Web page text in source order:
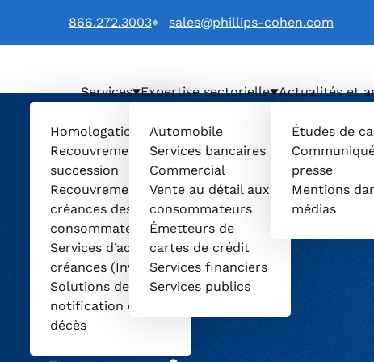
866.272.3003 sales@phillips-cohen.com
LTD. (Français) logo
Services
Homologation et
Recouvrement de
succession
Recouvrement de
créances des
consommateurs
Services d’achat de
créances (Invenio)
Solutions de
notification de
décès
Expertise sectorielle
Automobile
Services bancaires
Commercial
Vente au détail aux
consommateurs
Émetteurs de
cartes de crédit
Services financiers
Services publics
Actualités et
Études de
presse
Mentions
médias